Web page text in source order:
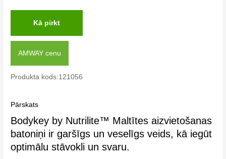
Kā pirkt
AMWAY cenu
Produkta kods:121056
Pārskats
Bodykey by Nutrilite™ Maltītes aizvietošanas
batoniņi ir garšīgs un veselīgs veids, kā iegūt
optimālu stāvokli un svaru.